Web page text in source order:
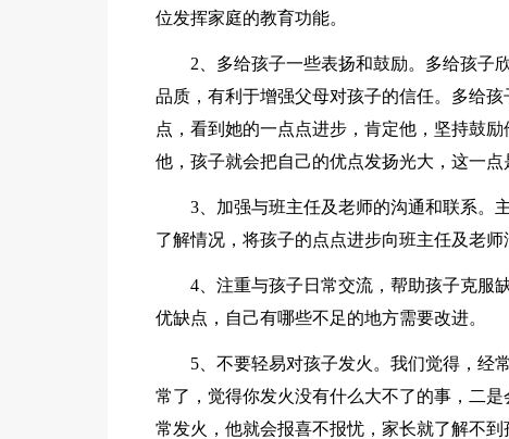
位发挥家庭的教育功能。
2、多给孩子一些表扬和鼓励。多给孩子
品质，有利于增强父母对孩子的信任。多给
点，看到她的一点点进步，肯定他，坚持鼓
他，孩子就会把自己的优点发扬光大，这一点
3、加强与班主任及老师的沟通和联系。
了解情况，将孩子的点点进步向班主任及老师
4、注重与孩子日常交流，帮助孩子克服
优缺点，自己有哪些不足的地方需要改进。
5、不要轻易对孩子发火。我们觉得，经
常了，觉得你发火没有什么大不了的事，二
常发火，他就会报喜不报忧，家长就了解不